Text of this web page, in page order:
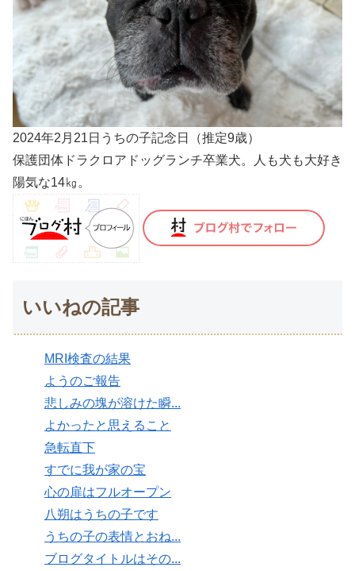
2024年2月21日うちの子記念日（推定9歳）
保護団体ドラクロアドッグランチ卒業犬。人も犬も大好き
陽気な14㎏。
いいねの記事
MRI検査の結果
ようのご報告
悲しみの塊が溶けた瞬...
よかったと思えること
急転直下
すでに我が家の宝
心の扉はフルオープン
八朔はうちの子です
うちの子の表情とおね...
ブログタイトルはその...